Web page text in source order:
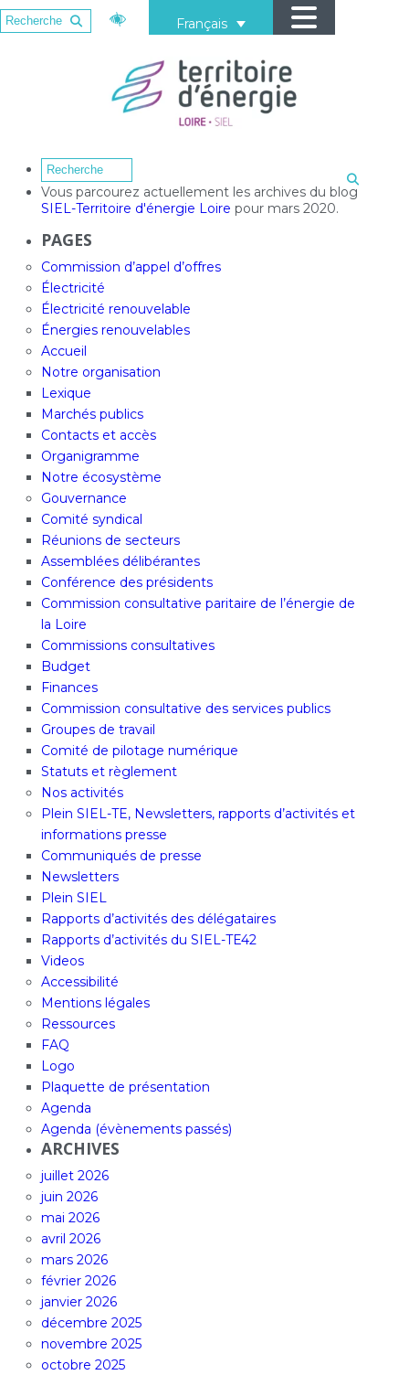
Français
Vous parcourez actuellement les archives du blog
SIEL-Territoire d'énergie Loire pour mars 2020.
PAGES
Commission d’appel d’offres
Électricité
Électricité renouvelable
Énergies renouvelables
Accueil
Notre organisation
Lexique
Marchés publics
Contacts et accès
Organigramme
Notre écosystème
Gouvernance
Comité syndical
Réunions de secteurs
Assemblées délibérantes
Conférence des présidents
Commission consultative paritaire de l’énergie de
la Loire
Commissions consultatives
Budget
Finances
Commission consultative des services publics
Groupes de travail
Comité de pilotage numérique
Statuts et règlement
Nos activités
Plein SIEL-TE, Newsletters, rapports d’activités et
informations presse
Communiqués de presse
Newsletters
Plein SIEL
Rapports d’activités des délégataires
Rapports d’activités du SIEL-TE42
Videos
Accessibilité
Mentions légales
Ressources
FAQ
Logo
Plaquette de présentation
Agenda
Agenda (évènements passés)
ARCHIVES
juillet 2026
juin 2026
mai 2026
avril 2026
mars 2026
février 2026
janvier 2026
décembre 2025
novembre 2025
octobre 2025